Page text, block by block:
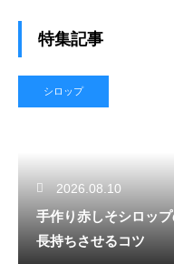
特集記事
シロップ
2026.08.10
手作り赤しそシロッ
長持ちさせるコツ